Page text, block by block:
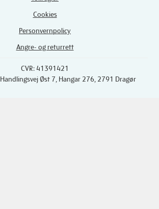
Cookies
Personvernpolicy
Angre- og returrett
CVR: 41391421
, Handlingsvej Øst 7, Hangar 276, 2791 Dragør